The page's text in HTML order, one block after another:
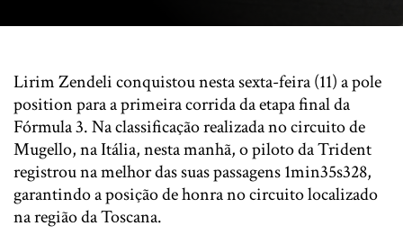
Lirim Zendeli conquistou nesta sexta-feira (11) a pole
position para a primeira corrida da etapa final da
Fórmula 3. Na classificação realizada no circuito de
Mugello, na Itália, nesta manhã, o piloto da Trident
registrou na melhor das suas passagens 1min35s328,
garantindo a posição de honra no circuito localizado
na região da Toscana.